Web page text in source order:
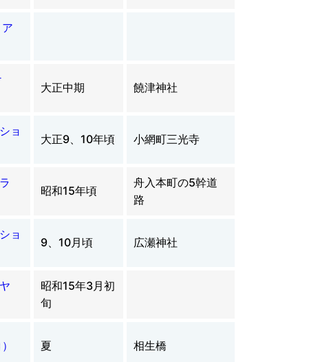
大正中期 饒津神社
ョ
大正9、10年頃 小網町三光寺
ラ
昭和15年頃
舟入本町の5幹道
路
ョ
9、10月頃 広瀬神社
昭和15年3月初
旬
夏 相生橋